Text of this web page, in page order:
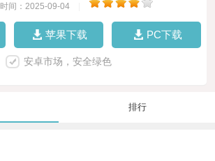
时间：2025-09-04
苹果下载 PC下载
安卓市场，安全绿色
排行